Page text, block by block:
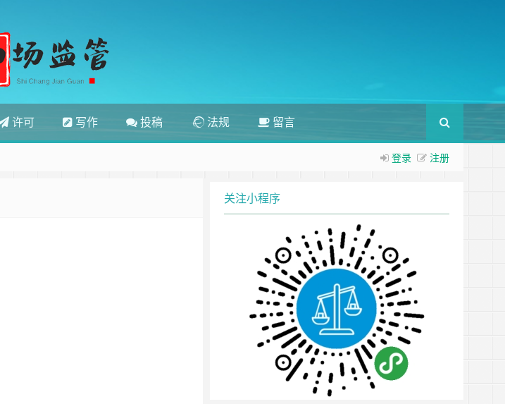
许可 写作 投稿 法规 留言
登录 注册
关注小程序